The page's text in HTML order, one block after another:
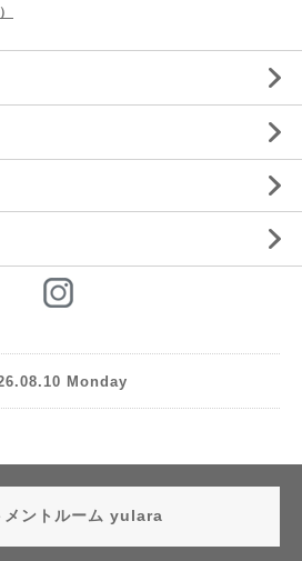
Monday
メントルーム yulara